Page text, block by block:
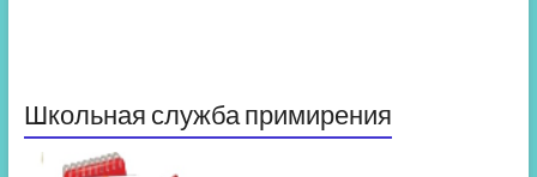
Школьная служба примирения